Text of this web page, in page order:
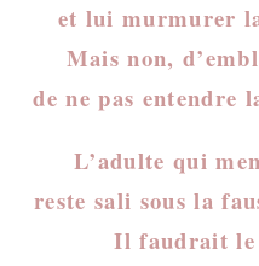
et lui murmurer
Mais non,
de ne pas entendre
L’adulte qui
reste sali sous la
Il faudrait